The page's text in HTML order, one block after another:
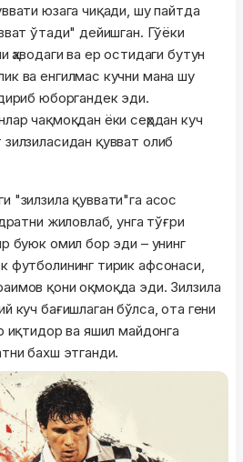
юзага чиқади, шу пайтда
ўтади" дейишган. Гўёки
ҳаводаги ва ер остидаги бутун
ва енгилмас кучни мана шу
юборгандек эди.
чақмоқдан ёки сеҳрдан куч
қувват олиб
"зилзила қуввати"га асос
жиловлаб, унга тўғри
буюк омил бор эди – унинг
футболининг тирик афсонаси,
қони оқмоқда эди. Зилзила
куч бағишлаган бўлса, ота гени
иқтидор ва яшил майдонга
бахш этганди.